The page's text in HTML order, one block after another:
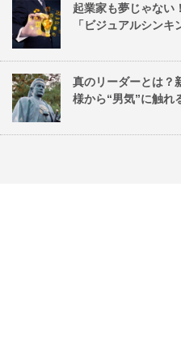
起業家も夢じゃない
「ビジュアルシン
真のリーダーとは？
様から“男気”に触れ